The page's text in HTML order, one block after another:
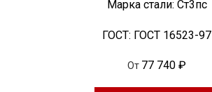
Марка стали: Ст3пс
ГОСТ: ГОСТ 16523-97
От 77 740 ₽